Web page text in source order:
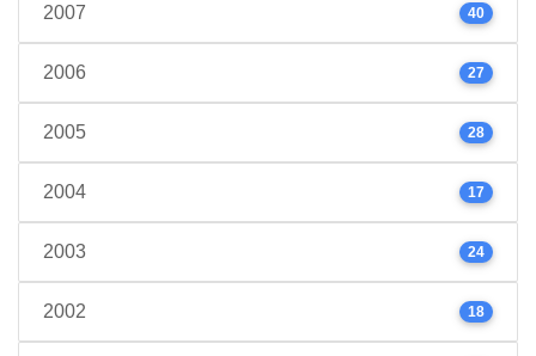
2007 40
2006 27
2005 28
2004 17
2003 24
2002 18